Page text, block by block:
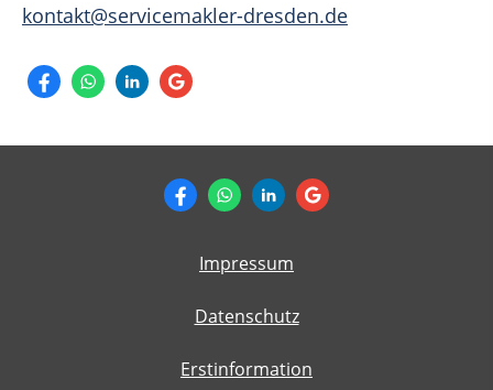
kontakt@servicemakler-dresden.de
Impressum
Datenschutz
Erstinformation